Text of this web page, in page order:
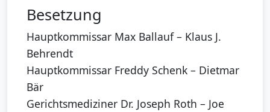
Besetzung
Hauptkommissar Max Ballauf – Klaus J.
Behrendt
Hauptkommissar Freddy Schenk – Dietmar
Bär
Gerichtsmediziner Dr. Joseph Roth – Joe